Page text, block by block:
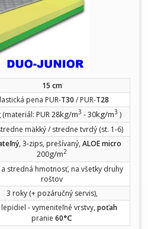
15 cm
pena PUR-T30 / PUR-T28
(materiál: PUR 28kg/m3 - 30kg/m3 )
mäkký / stredne tvrdý (st. 1-6)
, 3-zips, prešívaný, ALOE micro
200g/m2
a stredná hmotnosť, na všetky druhy
roštov
3 roky (+ pozáručný servis),
- vymeniteľné vrstvy, poťah
pranie 60°C